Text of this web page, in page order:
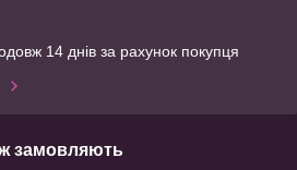
14 днів за рахунок покупця
замовляють